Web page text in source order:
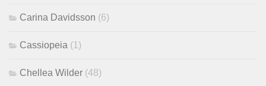
Carina Davidsson (6)
Cassiopeia (1)
Chellea Wilder (48)